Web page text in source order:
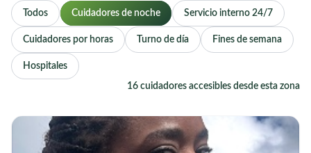
Todos Cuidadores de noche Servicio interno 24/7
Cuidadores por horas Turno de día Fines de semana
Hospitales
16 cuidadores accesibles desde esta zona